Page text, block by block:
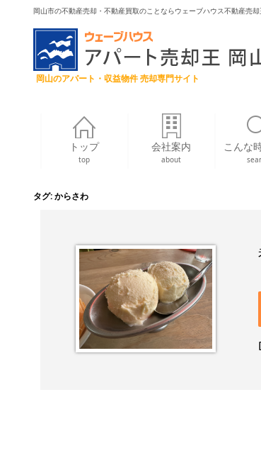
岡山市の不動産売却・不動産買取のことならウェーブハウス不動産売却
岡山のアパート・収益物件 売却専門サイト
トップ
top
会社案内
about
こんな
タグ:からさわ